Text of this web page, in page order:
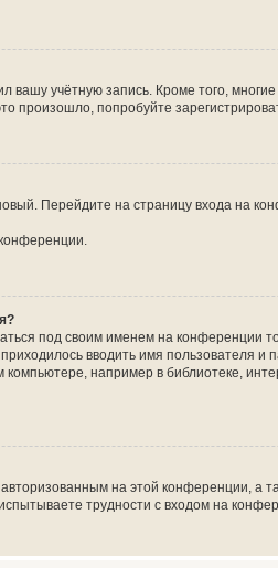
вашу учётную запись. Кроме того,
попробуйте
Перейдите на страницу входа на
под своим именем на конференции
вводить имя пользователя
например в библиотеке,
на этой конференции, а
трудности с входом на